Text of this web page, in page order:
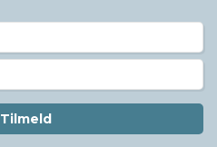
Tilmeld